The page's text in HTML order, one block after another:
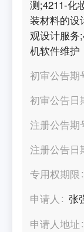
测;4211-化
装材料的设
观设计服务
机软件维护
初审公告期
初审公告日
注册公告期
注册公告日
专用权期限
申请人
张
申请人地址